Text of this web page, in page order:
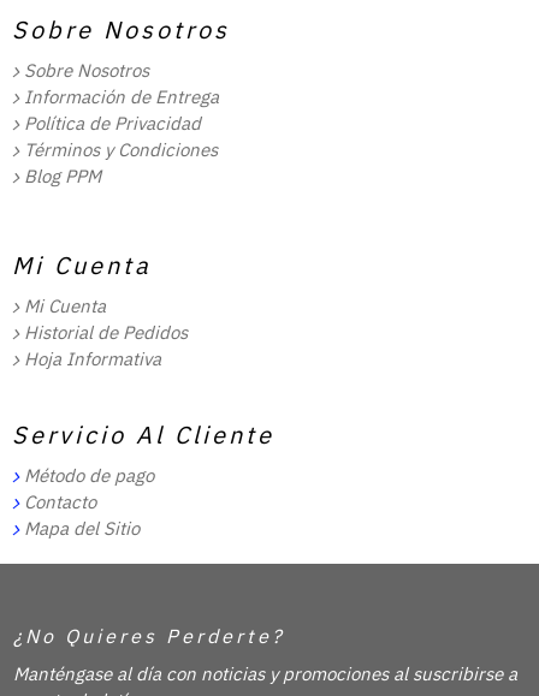
Sobre Nosotros
Sobre Nosotros
Información de Entrega
Política de Privacidad
Términos y Condiciones
Blog PPM
Mi Cuenta
Mi Cuenta
Historial de Pedidos
Hoja Informativa
Servicio Al Cliente
Método de pago
Contacto
Mapa del Sitio
¿No Quieres Perderte?
Manténgase al día con noticias y promociones al suscribirse a